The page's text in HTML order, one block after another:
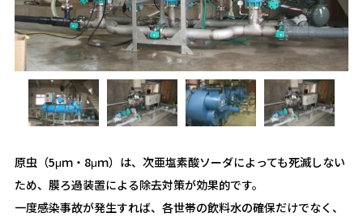
原虫（5μｍ・8μｍ）は、次亜塩素酸ソーダによっても死滅しない
ため、膜ろ過装置による除去対策が効果的です。
一度感染事故が発生すれば、各世帯の飲料水の確保だけでなく、